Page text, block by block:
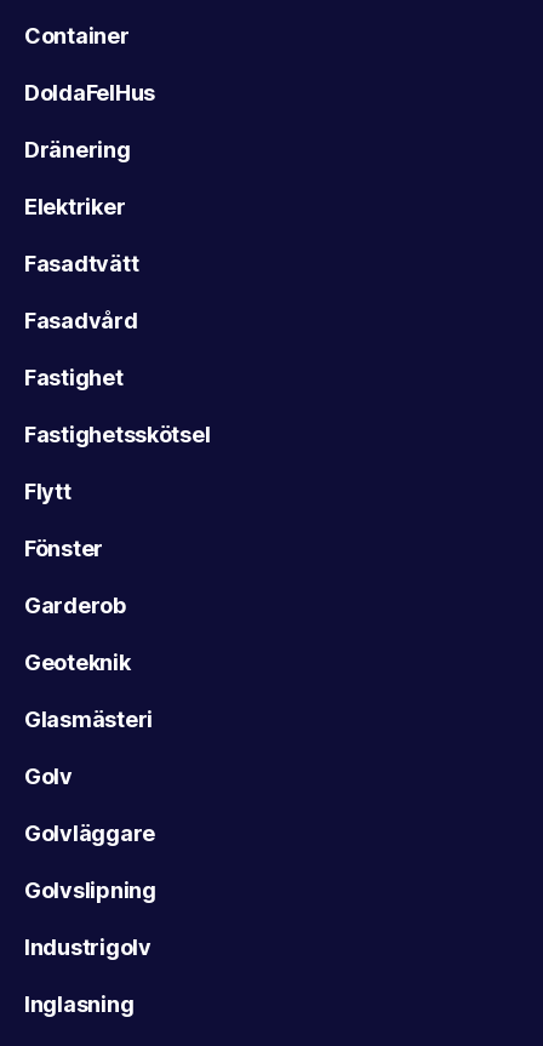
Container
DoldaFelHus
Dränering
Elektriker
Fasadtvätt
Fasadvård
Fastighet
Fastighetsskötsel
Flytt
Fönster
Garderob
Geoteknik
Glasmästeri
Golv
Golvläggare
Golvslipning
Industrigolv
Inglasning